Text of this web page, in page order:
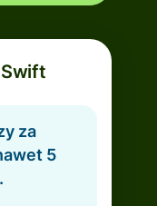
Swift
za
5